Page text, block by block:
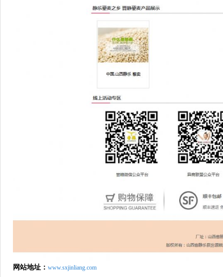
网站地址： www.sxjinliang.com